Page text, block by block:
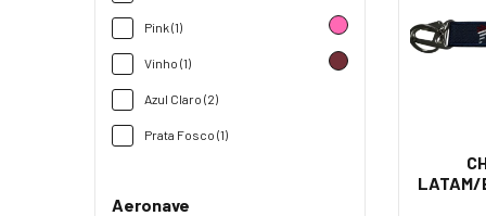
Pink (1)
Vinho (1)
Azul Claro (2)
Prata Fosco (1)
Aeronave
LATAM/